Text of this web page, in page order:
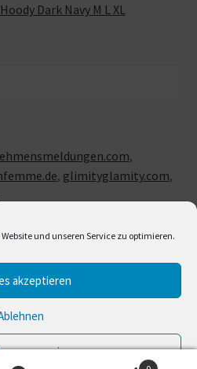
und unseren Service zu optimieren.
akzeptieren
anzeigen
Dark Navy M L XL
,
, glimityglamity.com,